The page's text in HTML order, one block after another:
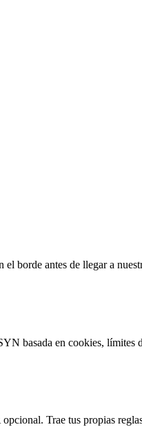
borde antes de llegar a
basada en cookies, límites
Trae tus propias